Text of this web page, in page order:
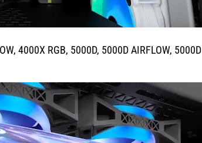
4000X RGB, 5000D, 5000D AIRFLOW, 5000D